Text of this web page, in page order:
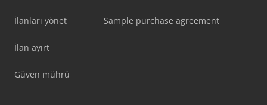
İlanları yönet
İlan ayırt
Güven mührü
Sample purchase agreement